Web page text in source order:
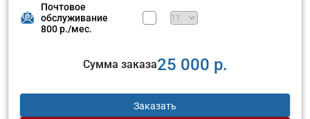
Почтовое
обслуживание
800 р./мес.
Сумма заказа25 000 р.
Заказать